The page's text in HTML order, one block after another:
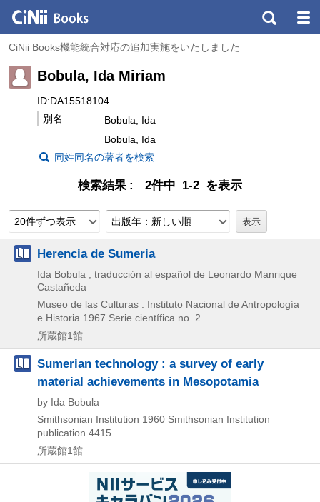
CiNii Books機能統合対応の追加実施をいたしました
Bobula, Ida Miriam
ID:DA15518104
別名
Bobula, Ida
Bobula, Ida
同姓同名の著者を検索
検索結果 2件中 1-2 を表示
20件ずつ表示 出版年：新しい順
Herencia de Sumeria
Ida Bobula ; traducción al español de Leonardo Manrique
Castañeda
Museo de las Culturas : Instituto Nacional de Antropología
e Historia 1967 Serie científica no. 2
所蔵館1館
Sumerian technology : a survey of early
material achievements in Mesopotamia
by Ida Bobula
Smithsonian Institution 1960 Smithsonian Institution
publication 4415
所蔵館1館